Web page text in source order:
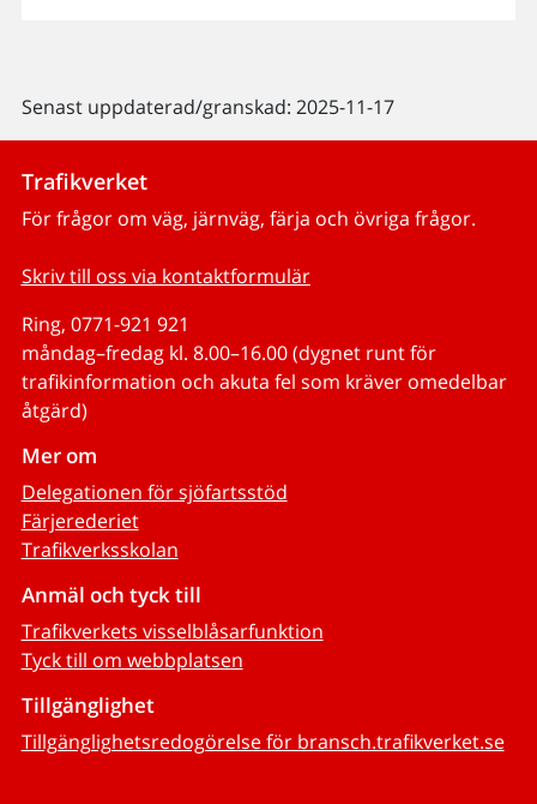
Senast uppdaterad/granskad: 2025-11-17
Trafikverket
För frågor om väg, järnväg, färja och övriga frågor.
Skriv till oss via kontaktformulär
Ring, 0771-921 921
måndag–fredag kl. 8.00–16.00 (dygnet runt för
trafikinformation och akuta fel som kräver omedelbar
åtgärd)
Mer om
Delegationen för sjöfartsstöd
Färjerederiet
Trafikverksskolan
Anmäl och tyck till
Trafikverkets visselblåsarfunktion
Tyck till om webbplatsen
Tillgänglighet
Tillgänglighetsredogörelse för bransch.trafikverket.se